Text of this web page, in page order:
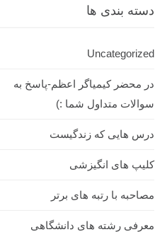
دسته بندی ها
Uncategorized
در محضر کیمیاگر اعظم-پاسخ به
سوالات متداول شما :)
درس هایی که زندگیست
کلیپ های انگیزشی
مصاحبه با رتبه های برتر
معرفی رشته های دانشگاهی